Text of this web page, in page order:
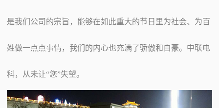
是我们公司的宗旨，能够在如此重大的节日里为社会、为百
姓做一点点事情，我们的内心也充满了骄傲和自豪。中联电
科，从未让“您”失望。